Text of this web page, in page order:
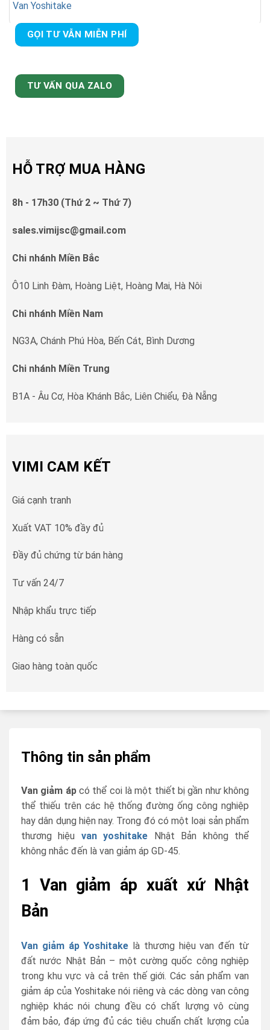
Van Yoshitake
GỌI TƯ VẪN MIỄN PHÍ
TƯ VẤN QUA ZALO
HỖ TRỢ MUA HÀNG
8h - 17h30 (Thứ 2 ~ Thứ 7)
sales.vimijsc@gmail.com
Chi nhánh Miền Bắc
Ô10 Linh Đàm, Hoàng Liệt, Hoàng Mai, Hà Nôi
Chi nhánh Miền Nam
NG3A, Chánh Phú Hòa, Bến Cát, Bình Dương
Chi nhánh Miền Trung
B1A - Âu Cơ, Hòa Khánh Bắc, Liên Chiểu, Đà Nẵng
VIMI CAM KẾT
Giá cạnh tranh
Xuất VAT 10% đầy đủ
Đầy đủ chứng từ bán hàng
Tư vấn 24/7
Nhập khẩu trực tiếp
Hàng có sẵn
Giao hàng toàn quốc
Thông tin sản phẩm
Van giảm ápcó thể coi là một thiết bị gần như không
thể thiếu trên các hệ thống đường ống công nghiệp
hay dân dụng hiện nay. Trong đó có một loại sản phẩm
thương hiệu van yoshitake Nhật Bản không thể
không nhắc đến là van giảm áp GD-45.
1 Van giảm áp xuất xứ Nhật
Bản
Van giảm áp Yoshitake là thương hiệu van đến từ
đất nước Nhật Bản – một cường quốc công nghiệp
trong khu vực và cả trên thế giới. Các sản phẩm van
giảm áp của Yoshitake nói riêng và các dòng van công
nghiệp khác nói chung đều có chất lượng vô cùng
đảm bảo, đáp ứng đủ các tiêu chuẩn chất lượng của